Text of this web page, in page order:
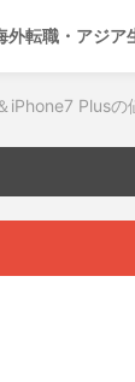
外転職・アジア
iPhone7 Plus